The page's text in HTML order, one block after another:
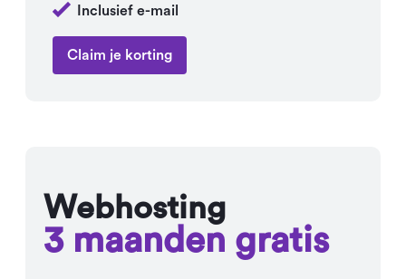
Inclusief e-mail
Claim je korting
Webhosting
3 maanden gratis